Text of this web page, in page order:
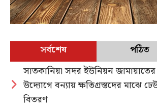
সর্বশেষ
পঠিত
সাতকানিয়া সদর ইউনিয়ন জামায়াতের
উদ্যোগে বন্যায় ক্ষতিগ্রস্তদের মাঝে
বিতরণ